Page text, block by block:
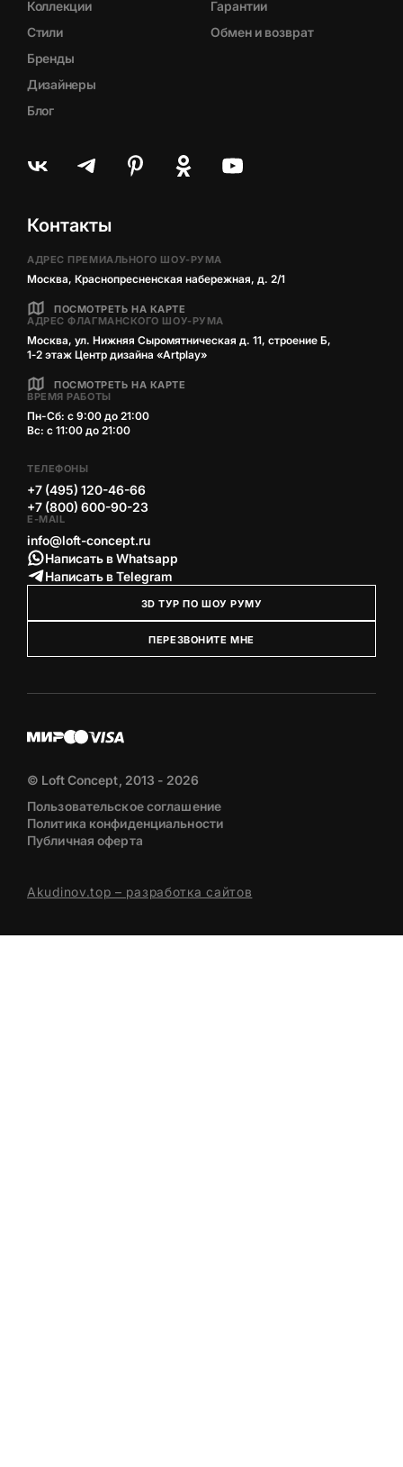
Коллекции
Стили
Бренды
Дизайнеры
Блог
Гарантии
Обмен и возврат
Контакты
АДРЕС ПРЕМИАЛЬНОГО ШОУ-РУМА
Москва, Краснопресненская набережная, д. 2/1
ПОСМОТРЕТЬ НА КАРТЕ
АДРЕС ФЛАГМАНСКОГО ШОУ-РУМА
Москва, ул. Нижняя Сыромятническая д. 11, строение Б,
1‑2 этаж Центр дизайна «Artplay»
ПОСМОТРЕТЬ НА КАРТЕ
ВРЕМЯ РАБОТЫ
Пн-Сб: с 9:00 до 21:00
Вс: с 11:00 до 21:00
ТЕЛЕФОНЫ
+7 (495) 120-46-66
+7 (800) 600-90-23
E-MAIL
info@loft-concept.ru
Написать в Whatsapp
Написать в Telegram
3D ТУР ПО ШОУ РУМУ
ПЕРЕЗВОНИТЕ МНЕ
© Loft Concept, 2013 - 2026
Пользовательское соглашение
Политика конфиденциальности
Публичная оферта
Akudinov.top – разработка сайтов